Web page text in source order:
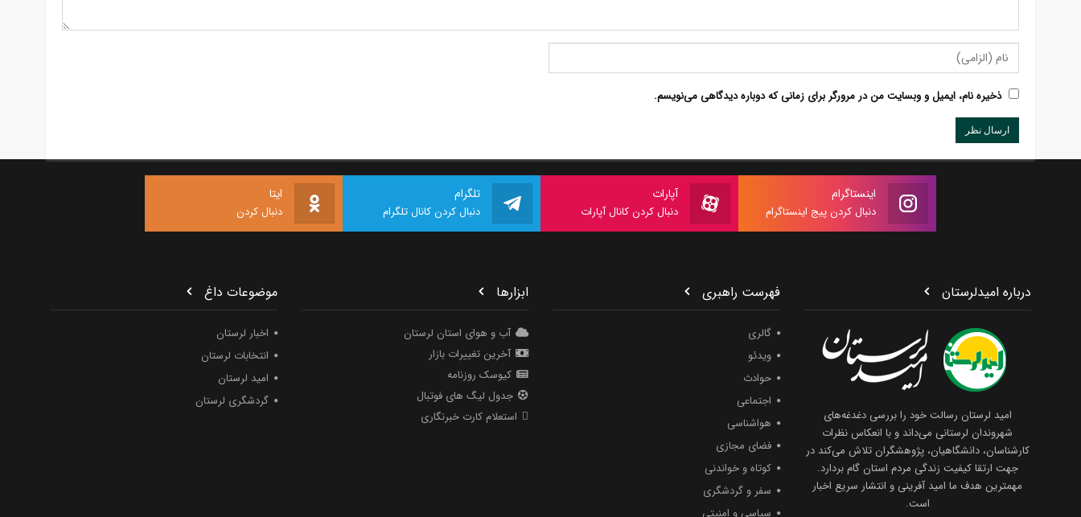
ذخیره نام، ایمیل و وبسایت من در مرورگر برای زمانی که دوباره دیدگاهی می‌نویسم.
اینستاگرام
دنبال کردن پیج اینستاگرام
آپارات
دنبال کردن کانال آپارات
تلگرام
دنبال کردن کانال تلگرام
ایتا
دنبال کردن
درباره امیدلرستان
امید لرستان رسالت خود را بررسی دغدغه‌های
شهروندان لرستانی می‌داند و با انعکاس نظرات
کارشناسان، دانشگاهیان، پژوهشگران تلاش می‌کند در
جهت ارتقا کیفیت زندگی مردم استان گام بردارد.
مهمترین هدف ما امید آفرینی و انتشار سریع اخبار
است.
فهرست راهبری
گالری
ویدئو
حوادث
اجتماعی
هواشناسی
فضای مجازی
کوتاه و خواندنی
سفر و گردشگری
سیاسی و امنیتی
ابزارها
آب و هوای استان لرستان
آخرین تغییرات بازار
کیوسک روزنامه
جدول لیگ های فوتبال
استعلام کارت خبرنگاری
موضوعات داغ
اخبار لرستان
انتخابات لرستان
امید لرستان
گردشگری لرستان